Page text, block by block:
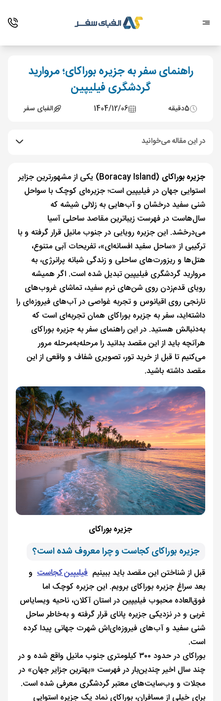
راهنمای سفر به جزیره بوراکای؛ مروارید
گردشگری فیلیپین
5دقیقه 1404/12/06 الفبای سفر
در این مقاله می‌خوانید
جزیره بوراکای
(Boracay Island) یکی از مشهورترین جزایر
استوایی جهان در فیلیپین است؛ جزیره‌ای کوچک با سواحل
شنی سفید درخشان و آب‌هایی به زلالی شیشه که
سال‌هاست در فهرست زیباترین مقاصد ساحلی آسیا
می‌درخشد. این جزیره رویایی در جنوب مانیل قرار گرفته و با
ترکیبی از «ساحل سفید افسانه‌ای»، تفریحات آبی متنوع،
هتل‌ها و ریزورت‌های ساحلی و زندگی شبانه پرانرژی، به
مروارید گردشگری فیلیپین تبدیل شده است. اگر همیشه
رویای قدم‌زدن روی شن‌های نرم سفید، تماشای غروب‌های
نارنجی روی اقیانوس و تجربه غواصی در آب‌های فیروزه‌ای را
داشته‌اید، سفر به جزیره بوراکای همان تجربه‌ای است که
به‌دنبالش هستید. در این راهنمای سفر به جزیره بوراکای
هرآنچه باید از این مقصد بدانید را مرحله‌به‌مرحله مرور
می‌کنیم تا قبل از خرید تور، تصویری شفاف و واقعی از این
مقصد داشته باشید.
جزیره بوراکای
جزیره بوراکای کجاست و چرا معروف شده است؟
قبل از شناختن این مقصد باید ببینیم فیلیپین کجاست و
بعد سراغ جزیره بوراکای برویم. این جزیره کوچک اما
فوق‌العاده محبوب فیلیپین در استان آکلان، ناحیه ویسایاس
غربی و در نزدیکی جزیره پانای قرار گرفته و به‌خاطر ساحل
شنی سفید و آب‌های فیروزه‌ای‌اش شهرت جهانی پیدا کرده
است.
بوراکای در حدود ۳۰۰ کیلومتری جنوب مانیل واقع شده و در
چند سال اخیر چندین‌بار در فهرست «بهترین جزایر جهان» در
مجلات و وب‌سایت‌های معتبر گردشگری معرفی شده است.
برای خیلی از مسافران، بوراکای نماد یک جزیره استوایی